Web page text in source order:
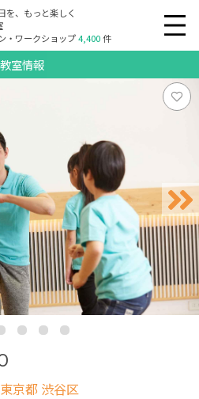
を、もっと楽しく
・ワークショップ4,400件
教室情報
京都 渋谷区